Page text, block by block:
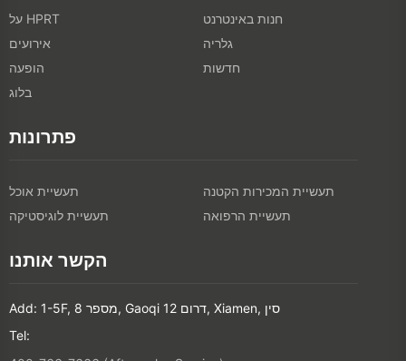
על HPRT
חנות באינטרנט
אירועים
גלריה
הופעה
חדשות
בלוג
פתרונות
תעשיית אוכל
תעשיית המכירות הקטנה
תעשיית לוגיסטיקה
תעשיית הרפואה
הקשר אותנו
Add: 1-5F, מספר 8, Gaoqi דרום 12, Xiamen, סין
Tel: